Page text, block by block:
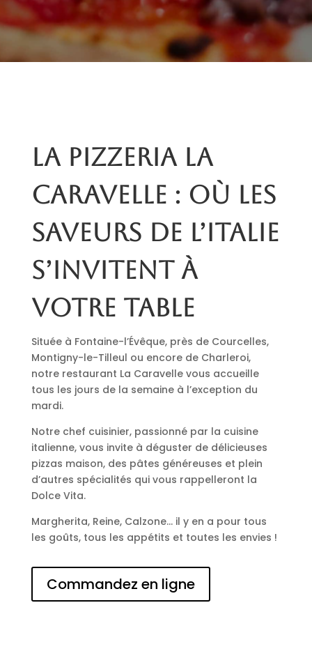
La pizzeria La
Caravelle : où les
saveurs de l’Italie
s’invitent à
votre table
Située à Fontaine-l’Évêque, près de Courcelles,
Montigny-le-Tilleul ou encore de Charleroi,
notre restaurant La Caravelle vous accueille
tous les jours de la semaine à l’exception du
mardi.
Notre chef cuisinier, passionné par la cuisine
italienne, vous invite à déguster de délicieuses
pizzas maison, des pâtes généreuses et plein
d’autres spécialités qui vous rappelleront la
Dolce Vita.
Margherita, Reine, Calzone… il y en a pour tous
les goûts, tous les appétits et toutes les envies !
Commandez en ligne